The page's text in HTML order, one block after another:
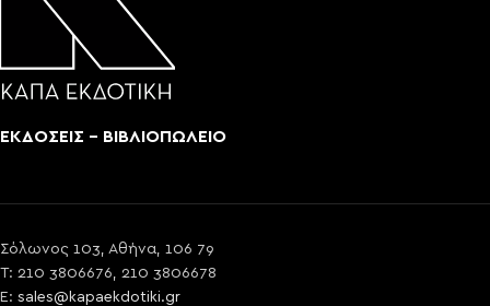
ΕΚΔΟΣΕΙΣ - ΒΙΒΛΙΟΠΩΛΕΙΟ
Σόλωνος 103, Αθήνα, 106 79
T: 210 3806676, 210 3806678
E: sales@kapaekdotiki.gr